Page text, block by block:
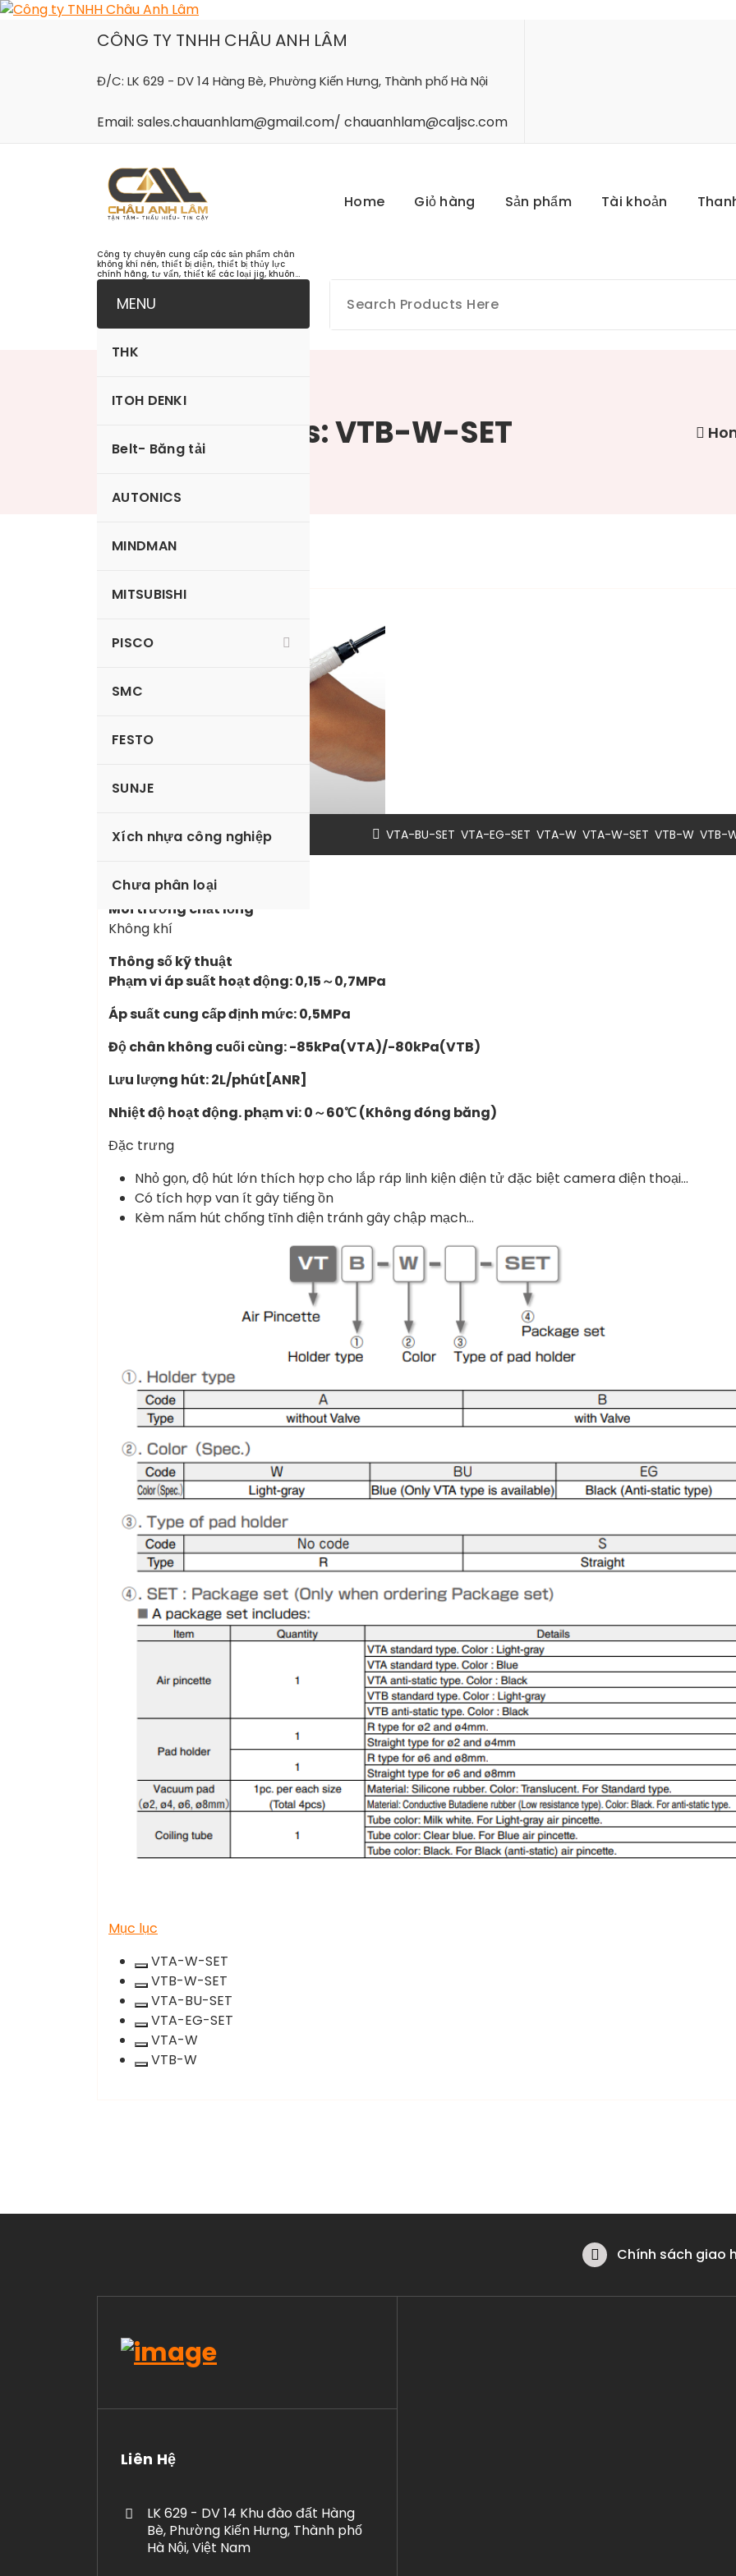
Skip
CÔNG TY TNHH CHÂU ANH LÂM
Đ/C: LK 629 - DV 14 Hàng Bè, Phường Kiến Hưng, Thành phố Hà Nội
Email: sales.chauanhlam@gmail.com/ chauanhlam@caljsc.com
Công ty chuyên cung cấp các sản phẩm chân
không khí nén, thiết bị điện, thiết bị thủy lực
chính hãng, tư vấn, thiết kế các loại jig, khuôn...
Home Giỏ hàng Sản phẩm Tài khoản
MENU
THK
ITOH DENKI
Belt- Băng tải
AUTONICS
MINDMAN
MITSUBISHI
PISCO
SMC
FESTO
SUNJE
Xích nhựa công nghiệp
Chưa phân loại
Tag Archives: VTB-W-SET
sales.chauanhlam VTA-BU-SET VTA-EG-SET VTA-W VTA-W-SET VTB-W VTB-
Bút hút chân không
Môi trường chất lỏng
Không khí
Thông số kỹ thuật
Phạm vi áp suất hoạt động: 0,15～0,7MPa
Áp suất cung cấp định mức: 0,5MPa
Độ chân không cuối cùng: -85kPa(VTA)/-80kPa(VTB)
Lưu lượng hút: 2L/phút[ANR]
Nhiệt độ hoạt động.phạm vi: 0～60℃ (Không đóng băng)
Đặc trưng
Nhỏ gọn, độ hút lớn thích hợp cho lắp ráp linh kiện điện tử đặc biệt camera điện thoại…
Có tích hợp van ít gây tiếng ồn
Kèm nấm hút chống tĩnh điện tránh gây chập mạch…
Mục lục
Xoá
term:
VTA-
W-
SET
VTA-W-SET
Xoá
term:
VTB-
W-
SET
VTB-W-SET
Xoá
term:
VTA-
BU-
VTA-BU-SET
Xoá
term:
VTA-
VTA-EG-SET
Xoá
term:
VTA-W
Xoá
VTB-W
Chính sách giao
Liên Hệ
LK 629 - DV 14 Khu đào đất Hàng
Bè, Phường Kiến Hưng, Thành phố
Hà Nội, Việt Nam